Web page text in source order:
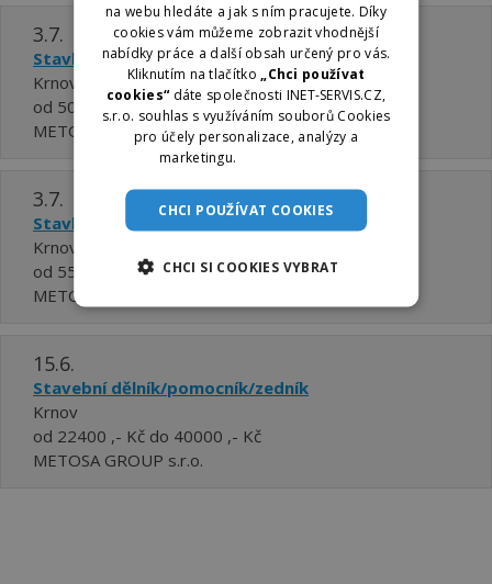
3.7.
Stavbyvedoucí - vedoucí stavby
Krnov
od 50000 ,- Kč do 70000 ,- Kč
METOSA GROUP s.r.o.
3.7.
Stavbyvedoucí vodohospodářských staveb
Krnov
od 55000 ,- Kč do 70000 ,- Kč
METOSA GROUP s.r.o.
15.6.
Stavební dělník/pomocník/zedník
Krnov
od 22400 ,- Kč do 40000 ,- Kč
METOSA GROUP s.r.o.
na webu hledáte a jak s ním pracujete. Díky
cookies vám můžeme zobrazit vhodnější
nabídky práce a další obsah určený pro vás.
Kliknutím na tlačítko
„Chci používat
cookies“ dáte společnosti INET-SERVIS.CZ,
s.r.o. souhlas s využíváním souborů Cookies
pro účely personalizace, analýzy a
marketingu.
CHCI POUŽÍVAT COOKIES
CHCI SI COOKIES VYBRAT